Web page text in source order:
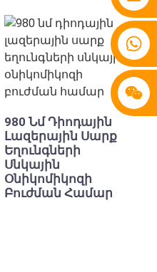
+86 15810767862
980 Նմ Դիոդային
Լազերային Սարք
Եղունգների
Սնկային
Օնիկոմիկոզի
Բուժման Համար